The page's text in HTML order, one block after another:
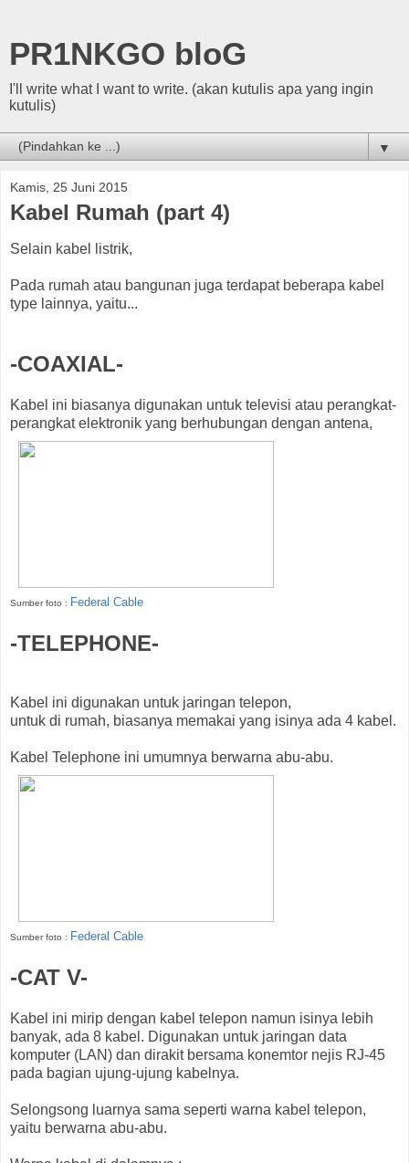
PR1NKGO bloG
I'll write what I want to write. (akan kutulis apa yang ingin
kutulis)
▼
Kamis, 25 Juni 2015
Kabel Rumah (part 4)
Selain kabel listrik,
Pada rumah atau bangunan juga terdapat beberapa kabel
type lainnya, yaitu...
-COAXIAL-
Kabel ini biasanya digunakan untuk televisi atau perangkat-
perangkat elektronik yang berhubungan dengan antena,
Sumber foto : Federal Cable
-TELEPHONE-
Kabel ini digunakan untuk jaringan telepon,
untuk di rumah, biasanya memakai yang isinya ada 4 kabel.
Kabel Telephone ini umumnya berwarna abu-abu.
Sumber foto : Federal Cable
-CAT V-
Kabel ini mirip dengan kabel telepon namun isinya lebih
banyak, ada 8 kabel. Digunakan untuk jaringan data
komputer (LAN) dan dirakit bersama konemtor nejis RJ-45
pada bagian ujung-ujung kabelnya.
Selongsong luarnya sama seperti warna kabel telepon,
yaitu berwarna abu-abu.